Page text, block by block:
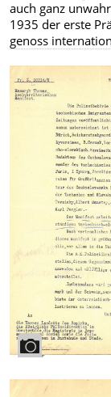
auch ganz
1935 der erste
genoss